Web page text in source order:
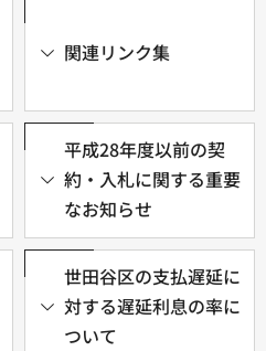
関連リンク集
平成28年度以前の契
約・入札に関する重要
なお知らせ
世田谷区の支払遅延に
対する遅延利息の率に
ついて